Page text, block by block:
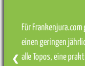
Für
einen geringen
alle Topos, eine
❮